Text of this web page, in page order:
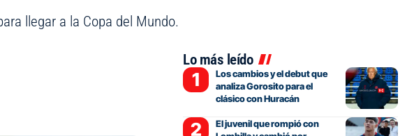
llegar a la Copa del Mundo.
Lo más leído
Los cambios y el debut que
analiza Gorosito para el
clásico con Huracán
El juvenil que rompió con